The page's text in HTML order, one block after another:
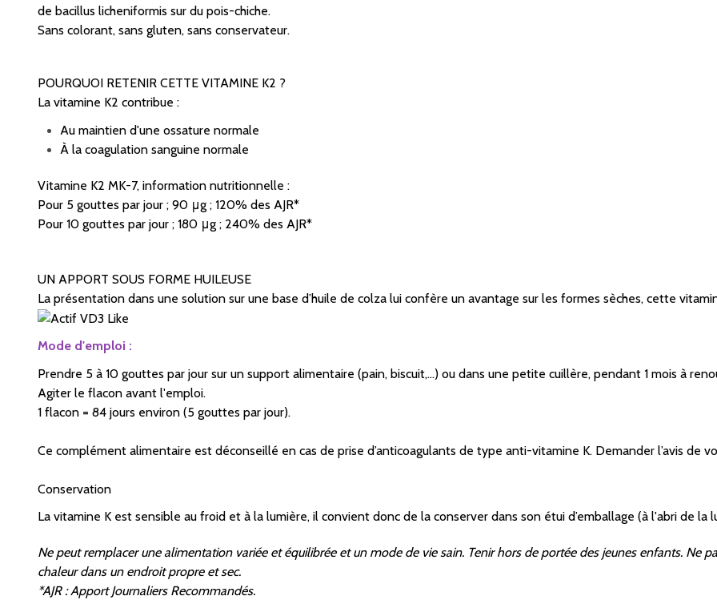
de bacillus licheniformis sur du pois-chiche.
Sans colorant, sans gluten, sans conservateur.
POURQUOI RETENIR CETTE VITAMINE K2 ?
La vitamine K2 contribue :
Au maintien d'une ossature normale
À la coagulation sanguine normale
Vitamine K2 MK-7, information nutritionnelle :
Pour 5 gouttes par jour ; 90 μg ; 120% des AJR*
Pour 10 gouttes par jour ; 180 μg ; 240% des AJR*
UN APPORT SOUS FORME HUILEUSE
La présentation dans une solution sur une base d’huile de colza lui confère un avantage sur les formes sèches, cette
Mode d'emploi :
Prendre 5 à 10 gouttes par jour sur un support alimentaire (pain, biscuit,...) ou dans une petite cuillère, pendant 1 mois à
Agiter le flacon avant l'emploi.
1 flacon = 84 jours environ (5 gouttes par jour).
Ce complément alimentaire est déconseillé en cas de prise d’anticoagulants de type anti-vitamine K. Demander l’avis de
Conservation
La vitamine K est sensible au froid et à la lumière, il convient donc de la conserver dans son étui d’emballage (à l'abri de
Ne peut remplacer une alimentation variée et équilibrée et un mode de vie sain. Tenir hors de portée des jeunes enfants. Ne
chaleur dans un endroit propre et sec.
*AJR : Apport Journaliers Recommandés.